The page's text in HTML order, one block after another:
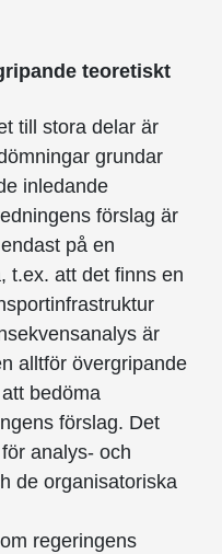
teoretiskt
till stora delar är
grundar
inledande
förslag är
på en
t.ex. att det finns en
är
alltför övergripande
bedöma
förslag. Det
analys- och
de organisatoriska
regeringens